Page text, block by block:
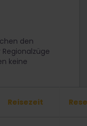
den
keine
Reisezeit